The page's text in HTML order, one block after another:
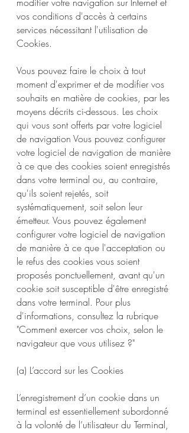
vos conditions d'accès à certains
services nécessitant l'utilisation de
Cookies.
Vous pouvez faire le choix à tout
moment d'exprimer et de modifier vos
souhaits en matière de cookies, par les
moyens décrits ci-dessous. Les choix
qui vous sont offerts par votre logiciel
de navigation Vous pouvez configurer
votre logiciel de navigation de manière
à ce que des cookies soient enregistrés
dans votre terminal ou, au contraire,
qu'ils soient rejetés, soit
systématiquement, soit selon leur
émetteur. Vous pouvez également
configurer votre logiciel de navigation
de manière à ce que l'acceptation ou
le refus des cookies vous soient
proposés ponctuellement, avant qu'un
cookie soit susceptible d'être enregistré
dans votre terminal. Pour plus
d'informations, consultez la rubrique
"Comment exercer vos choix, selon le
navigateur que vous utilisez ?"
(a) L’accord sur les Cookies
L’enregistrement d’un cookie dans un
terminal est essentiellement subordonné
à la volonté de l’utilisateur du Terminal,